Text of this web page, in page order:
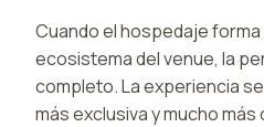
Cuando el hospedaje
ecosistema del venue, la
completo. La experiencia
más exclusiva y mucho